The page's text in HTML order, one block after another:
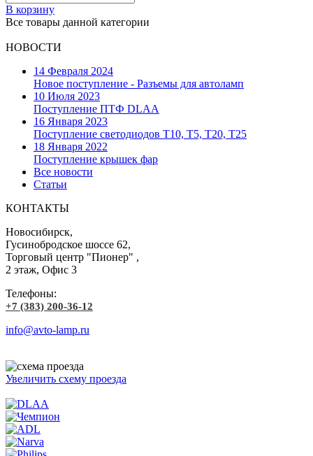
В корзину
Все товары данной категории
НОВОСТИ
14 Февраля 2024
Новое поступление - Разъемы для автоламп
10 Июля 2023
Поступление ПТФ DLAA
16 Января 2023
Поступление светодиодов T10, T5, T20, T25
18 Января 2022
Поступление крышек фар
Все новости
Статьи
КОНТАКТЫ
Новосибирск,
Гусинобродское шоссе 62,
Торговый центр "Пионер" ,
2 этаж, Офис 3
Телефоны:
+7 (383) 200-36-12
info@avto-lamp.ru
Увеличить схему проезда